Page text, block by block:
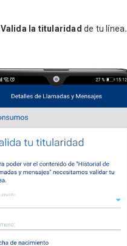
Valida la titularidad de tu línea.